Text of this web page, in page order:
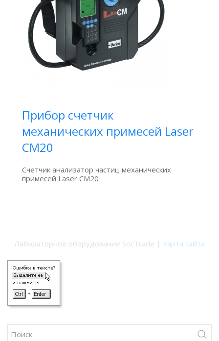
Прибор счетчик
механических примесей Laser
СМ20
Счетчик анализатор частиц механических
примесей Laser СМ20
Лабораторное оборудование SocTrade | Карта сайта